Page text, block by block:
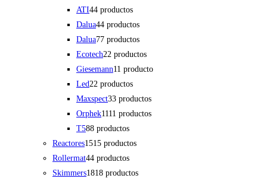
ATI44 productos
Dalua44 productos
Dalua77 productos
Ecotech22 productos
Giesemann1 1 producto
Led 22 productos
Maxspect33 productos
Orphek11 11 productos
T588 productos
Reactores1515 productos
Rollermat44 productos
Skimmers1818 productos